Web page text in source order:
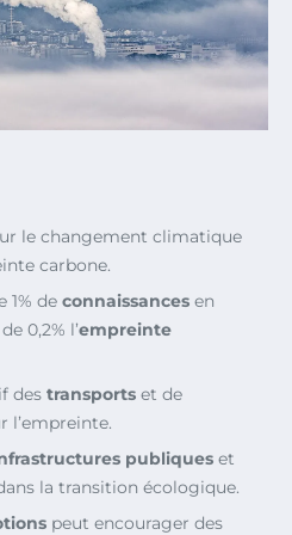
le changement climatique
carbone.
1% de connaissances en
0,2% l’empreinte
des transports et de
l’empreinte.
publiques et
la transition écologique.
peut encourager des